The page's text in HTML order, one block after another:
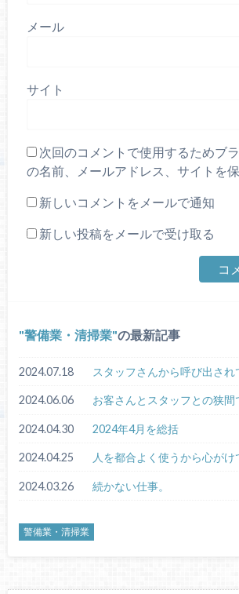
メール
サイト
次回のコメントで使用するためブ
の名前、メールアドレス、サイトを保
新しいコメントをメールで通知
新しい投稿をメールで受け取る
警備業・清掃業 の最新記事
2024.07.18 スタッフさんから呼び出され
2024.06.06 お客さんとスタッフとの狭間
2024.04.30 2024年4月を総括
2024.04.25 人を都合よく使うから心がけ
2024.03.26 続かない仕事。
警備業・清掃業